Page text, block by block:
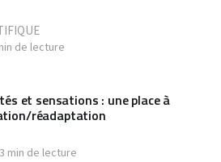
de lecture
et sensations : une place à
réadaptation
3 min de lecture